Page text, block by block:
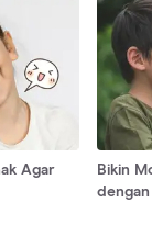
Agar
Bikin
dengan